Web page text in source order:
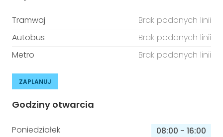
Tramwaj
Brak podanych linii
Autobus
Brak podanych linii
Metro
Brak podanych linii
ZAPLANUJ
Godziny otwarcia
Poniedziałek 08:00 - 16:00